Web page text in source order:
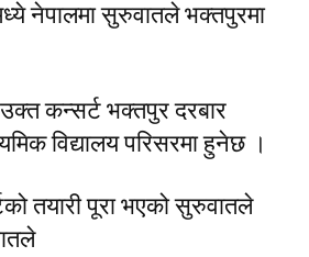
नेपालमा सुरुवातले भक्तपुरमा
कन्सर्ट भक्तपुर दरबार
विद्यालय परिसरमा हुनेछ ।
तयारी पूरा भएको सुरुवातले